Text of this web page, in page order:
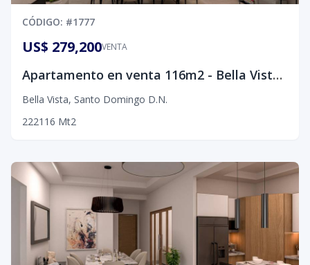
CÓDIGO: #1777
VENTA
US$ 279,200
Apartamento en venta 116m2 - Bella Vista, D.N.
Bella Vista, Santo Domingo D.N.
222116 Mt2